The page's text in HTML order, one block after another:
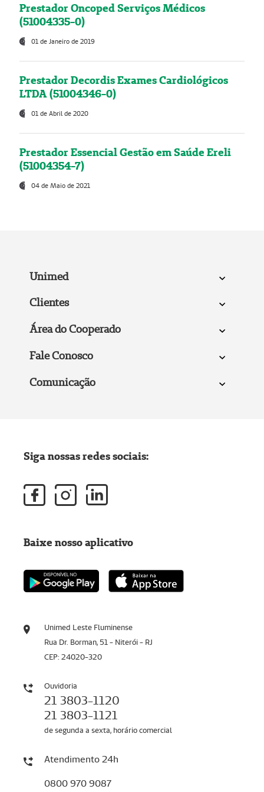
Prestador Oncoped Serviços Médicos
(51004335-0)
01 de Janeiro de 2019
Prestador Decordis Exames Cardiológicos
LTDA (51004346-0)
01 de Abril de 2020
Prestador Essencial Gestão em Saúde Ereli
(51004354-7)
04 de Maio de 2021
Unimed
Clientes
Área do Cooperado
Fale Conosco
Comunicação
Unimed Leste Fluminense
Rua Dr. Borman, 51 - Niterói - RJ
CEP: 24020-320
Ouvidoria
21 3803-1120
21 3803-1121
de segunda a sexta, horário comercial
Atendimento 24h
0800 970 9087
Siga nossas redes sociais:
Baixe nosso aplicativo